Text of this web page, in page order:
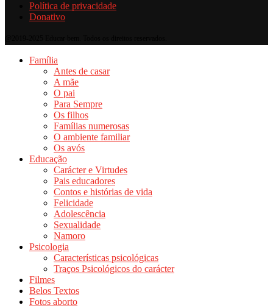
Política de privacidade
Donativo
Família
Antes de casar
A mãe
O pai
Para Sempre
Os filhos
Famílias numerosas
O ambiente familiar
Os avós
Educação
Carácter e Virtudes
Pais educadores
Contos e histórias de vida
Felicidade
Adolescência
Sexualidade
Namoro
Psicologia
Características psicológicas
Traços Psicológicos do carácter
Filmes
Belos Textos
Fotos aborto